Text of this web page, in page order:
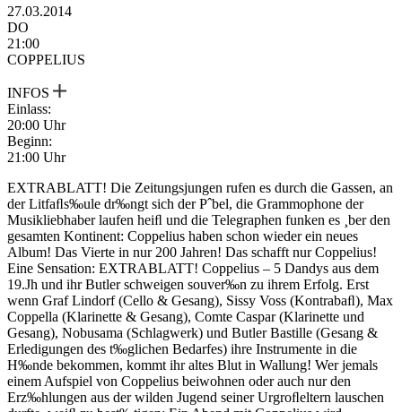
27.03.2014
DO
21:00
COPPELIUS
INFOS
Einlass:
20:00 Uhr
Beginn:
21:00 Uhr
EXTRABLATT! Die Zeitungsjungen rufen es durch die Gassen, an
der Litfaﬂs‰ule dr‰ngt sich der Pˆbel, die Grammophone der
Musikliebhaber laufen heiﬂ und die Telegraphen funken es ¸ber den
gesamten Kontinent: Coppelius haben schon wieder ein neues
Album! Das Vierte in nur 200 Jahren! Das schafft nur Coppelius!
Eine Sensation: EXTRABLATT! Coppelius – 5 Dandys aus dem
19.Jh und ihr Butler schweigen souver‰n zu ihrem Erfolg. Erst
wenn Graf Lindorf (Cello & Gesang), Sissy Voss (Kontrabaﬂ), Max
Coppella (Klarinette & Gesang), Comte Caspar (Klarinette und
Gesang), Nobusama (Schlagwerk) und Butler Bastille (Gesang &
Erledigungen des t‰glichen Bedarfes) ihre Instrumente in die
H‰nde bekommen, kommt ihr altes Blut in Wallung! Wer jemals
einem Aufspiel von Coppelius beiwohnen oder auch nur den
Erz‰hlungen aus der wilden Jugend seiner Urgroﬂeltern lauschen